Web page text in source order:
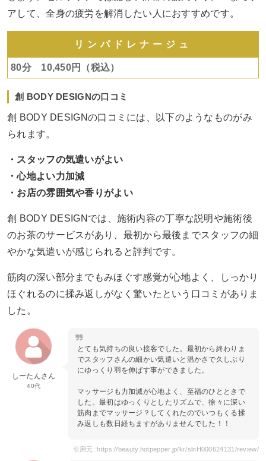
アして、全身の疲労を解消したい人におすすめです。
リンパドレナージュ
80分 10,450円（税込）
創 BODY DESIGNの口コミ
創 BODY DESIGNの口コミには、以下のようなものがみ
られます。
・スタッフの気遣いがよい
・心地よい力加減
・お店の雰囲気や香りがよい
創 BODY DESIGNでは、施術内容の丁寧な説明や施術後
のお茶のサービスがあり、最初から最後までスタッフの細
やかな気遣いが感じられると評判です。
筋肉の深い部分までもみほぐす感覚が心地よく、しっかり
ほぐれるのに揉み返しがなく驚いたという口コミがありま
した。
しーたんさん
40代
とても気持ちの良い接客でした。最初から終わりま
でスタッフさんの細かい気遣いと温かさで久しぶり
にゆっくり羽を伸ばす事ができました。
マッサージも力加減が心地よく、至福のひとときで
した。最初はゆっくりとしたリズムで、徐々に深い
筋肉までマッサージ？してくれたのでいつもくる揉
み返しも数日経ちますがありませんでした！！
引用元: https://beauty.hotpepper.jp/kr/slnH000624131/review/